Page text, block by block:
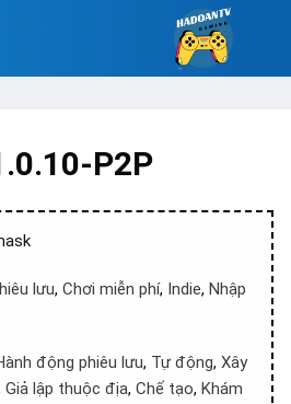
P2P
lưu, Chơi miễn phí, Indie, Nhập
động phiêu lưu, Tự động, Xây
Giả lập thuộc địa, Chế tạo, Khám